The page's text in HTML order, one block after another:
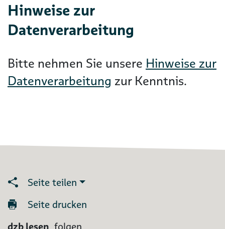
Hinweise zur
Datenverarbeitung
Bitte nehmen Sie unsere Hinweise zur
Datenverarbeitung zur Kenntnis.
Seite teilen
Seite drucken